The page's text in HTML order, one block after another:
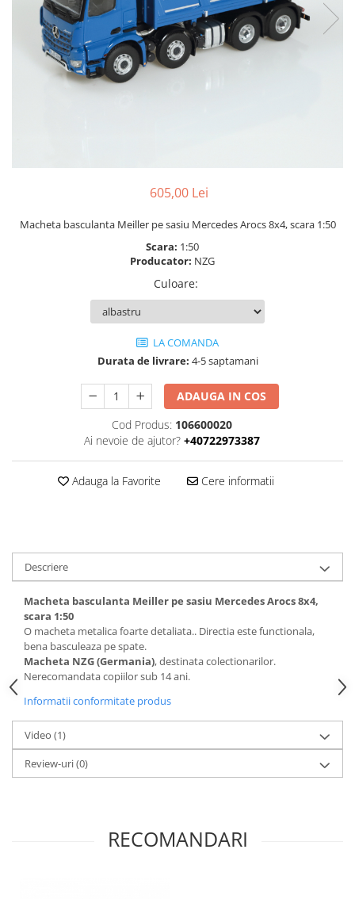
605,00 Lei
Macheta basculanta Meiller pe sasiu Mercedes Arocs 8x4, scara 1:50
Scara: 1:50
Producator: NZG
Culoare:
LA COMANDA
Durata de livrare: 4-5 saptamani
ADAUGA IN COS
Cod Produs: 106600020
Ai nevoie de ajutor? +40722973387
Adauga la Favorite Cere informatii
Descriere
Macheta basculanta Meiller pe sasiu Mercedes Arocs 8x4,
scara 1:50
O macheta metalica foarte detaliata.. Directia este functionala,
bena basculeaza pe spate.
Macheta NZG (Germania), destinata colectionarilor.
Nerecomandata copiilor sub 14 ani.
Informatii conformitate produs
Video (1)
Review-uri(0)
RECOMANDARI